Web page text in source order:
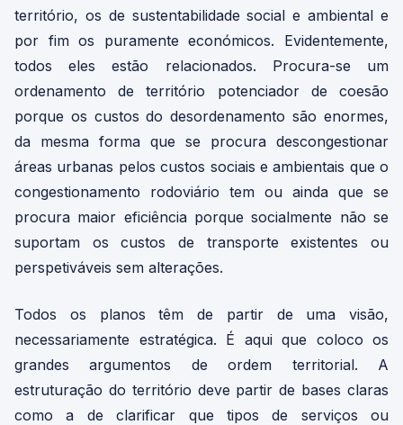
território, os de sustentabilidade social e ambiental e
por fim os puramente económicos. Evidentemente,
todos eles estão relacionados. Procura-se um
ordenamento de território potenciador de coesão
porque os custos do desordenamento são enormes,
da mesma forma que se procura descongestionar
áreas urbanas pelos custos sociais e ambientais que o
congestionamento rodoviário tem ou ainda que se
procura maior eficiência porque socialmente não se
suportam os custos de transporte existentes ou
perspetiváveis sem alterações.
Todos os planos têm de partir de uma visão,
necessariamente estratégica. É aqui que coloco os
grandes argumentos de ordem territorial. A
estruturação do território deve partir de bases claras
como a de clarificar que tipos de serviços ou